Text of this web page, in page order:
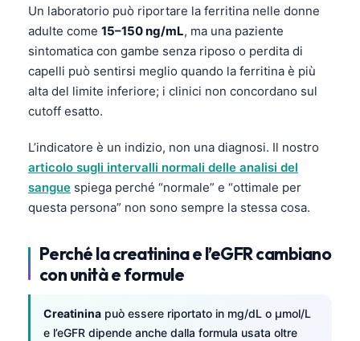
Un laboratorio può riportare la ferritina nelle donne
adulte come 15–150 ng/mL, ma una paziente
sintomatica con gambe senza riposo o perdita di
capelli può sentirsi meglio quando la ferritina è più
alta del limite inferiore; i clinici non concordano sul
cutoff esatto.
L’indicatore è un indizio, non una diagnosi. Il nostro
articolo sugli intervalli normali delle analisi del
sangue spiega perché “normale” e “ottimale per
questa persona” non sono sempre la stessa cosa.
Perché la creatinina e l’eGFR cambiano
con unità e formule
Creatinina può essere riportato in mg/dL o µmol/L
e l’eGFR dipende anche dalla formula usata oltre
ქართული
Русский
Lietuvių kalba
Polski
Slovenščina
Magyar
Shqip
اردو
मराठी
தமிழ்